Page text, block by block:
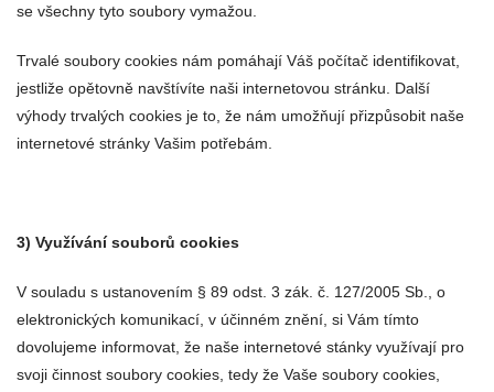
se všechny tyto soubory vymažou.
Trvalé soubory cookies nám pomáhají Váš počítač identifikovat,
jestliže opětovně navštívíte naši internetovou stránku. Další
výhody trvalých cookies je to, že nám umožňují přizpůsobit naše
internetové stránky Vašim potřebám.
3) Využívání souborů cookies
V souladu s ustanovením § 89 odst. 3 zák. č. 127/2005 Sb., o
elektronických komunikací, v účinném znění, si Vám tímto
dovolujeme informovat, že naše internetové stánky využívají pro
svoji činnost soubory cookies, tedy že Vaše soubory cookies,